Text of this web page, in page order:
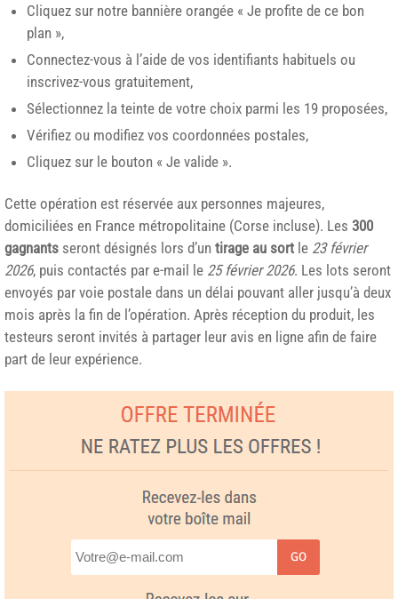
Cliquez sur notre bannière orangée « Je profite de ce bon
plan »,
Connectez-vous à l’aide de vos identifiants habituels ou
inscrivez-vous gratuitement,
Sélectionnez la teinte de votre choix parmi les 19 proposées,
Vérifiez ou modifiez vos coordonnées postales,
Cliquez sur le bouton « Je valide ».
Cette opération est réservée aux personnes majeures,
domiciliées en France métropolitaine (Corse incluse). Les 300
gagnants seront désignés lors d’un tirage au sort le 23 février
2026, puis contactés par e-mail le 25 février 2026. Les lots seront
envoyés par voie postale dans un délai pouvant aller jusqu’à deux
mois après la fin de l’opération. Après réception du produit, les
testeurs seront invités à partager leur avis en ligne afin de faire
part de leur expérience.
GO